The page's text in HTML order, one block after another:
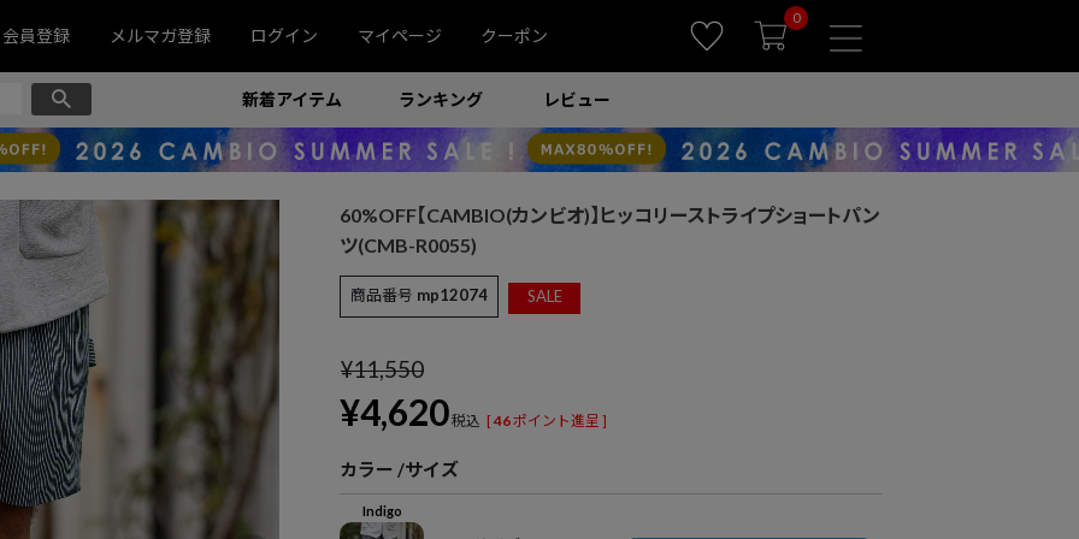
会員登録 メルマガ登録 ログイン マイページ クーポン
0
新着アイテム ランキング レビュー
60%OFF【CAMBIO(カンビオ)】ヒッコリーストライプショートパン
ツ(CMB-R0055)
商品番号 mp12074 SALE
¥11,550
¥4,620税込 [46ポイント進呈 ]
カラー サイズ
Indigo